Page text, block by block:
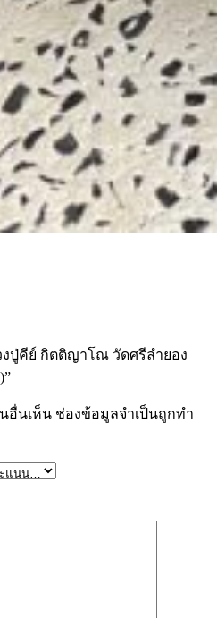
ปู่คีย์ กิตติญาโณ วัดศรีลำยอง
อื่นเห็น ช่องข้อมูลจำเป็นถูกทำ